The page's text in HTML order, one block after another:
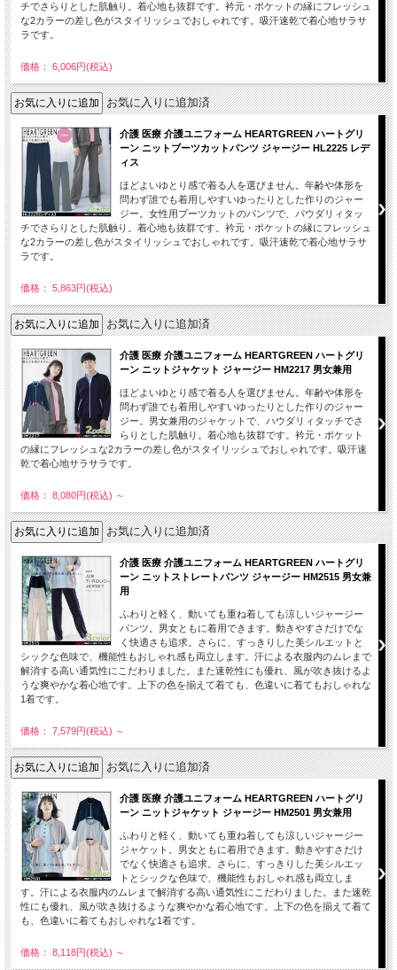
チでさらりとした肌触り。着心地も抜群です。衿元・ポケットの縁にフレッシュ
な2カラーの差し色がスタイリッシュでおしゃれです。吸汗速乾で着心地サラサ
ラです。
価格： 6,006円(税込)
お気に入りに追加済
介護 医療 介護ユニフォーム HEARTGREEN ハートグリ
ーン ニットブーツカットパンツ ジャージー HL2225 レデ
ィス
ほどよいゆとり感で着る人を選びません。年齢や体形を
問わず誰でも着用しやすいゆったりとした作りのジャー
ジー。女性用ブーツカットのパンツで、パウダリィタッ
チでさらりとした肌触り。着心地も抜群です。衿元・ポケットの縁にフレッシュ
な2カラーの差し色がスタイリッシュでおしゃれです。吸汗速乾で着心地サラサ
ラです。
価格： 5,863円(税込)
お気に入りに追加済
介護 医療 介護ユニフォーム HEARTGREEN ハートグリ
ーン ニットジャケット ジャージー HM2217 男女兼用
ほどよいゆとり感で着る人を選びません。年齢や体形を
問わず誰でも着用しやすいゆったりとした作りのジャー
ジー。男女兼用のジャケットで、ハウダリィタッチでさ
らりとした肌触り。着心地も抜群です。衿元・ポケット
の縁にフレッシュな2カラーの差し色がスタイリッシュでおしゃれです。吸汗速
乾で着心地サラサラです。
価格： 8,080円(税込) ～
お気に入りに追加済
介護 医療 介護ユニフォーム HEARTGREEN ハートグリ
ーン ニットストレートパンツ ジャージー HM2515 男女兼
用
ふわりと軽く、動いても重ね着しても涼しいジャージー
パンツ。男女ともに着用できます。動きやすさだけでな
く快適さも追求。さらに、すっきりした美シルエットと
シックな色味で、機能性もおしゃれ感も両立します。汗による衣服内のムレまで
解消する高い通気性にこだわりました。また速乾性にも優れ、風が吹き抜けるよ
うな爽やかな着心地です。上下の色を揃えて着ても、色違いに着てもおしゃれな
1着です。
価格： 7,579円(税込) ～
お気に入りに追加済
介護 医療 介護ユニフォーム HEARTGREEN ハートグリ
ーン ニットジャケット ジャージー HM2501 男女兼用
ふわりと軽く、動いても重ね着しても涼しいジャージー
ジャケット。男女ともに着用できます。動きやすさだけ
でなく快適さも追求。さらに、すっきりした美シルエッ
トとシックな色味で、機能性もおしゃれ感も両立しま
す。汗による衣服内のムレまで解消する高い通気性にこだわりました。また速乾
性にも優れ、風が吹き抜けるような爽やかな着心地です。上下の色を揃えて着て
も、色違いに着てもおしゃれな1着です。
価格： 8,118円(税込) ～